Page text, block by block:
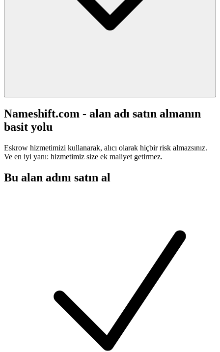
Nameshift.com - alan adı satın almanın
basit yolu
Eskrow hizmetimizi kullanarak, alıcı olarak hiçbir risk almazsınız.
Ve en iyi yanı: hizmetimiz size ek maliyet getirmez.
Bu alan adını satın al